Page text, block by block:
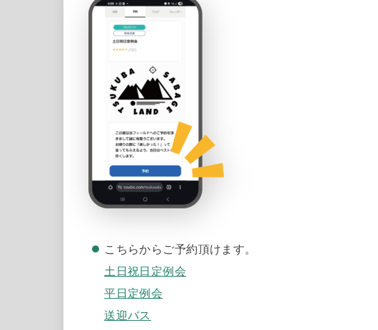
こちらからご予約頂けます。
土日祝日定例会
平日定例会
送迎バス